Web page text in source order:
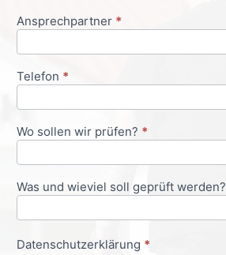
Ansprechpartner *
Telefon *
Wo sollen wir prüfen? *
Was und wieviel soll geprüft werden?
Datenschutzerklärung *